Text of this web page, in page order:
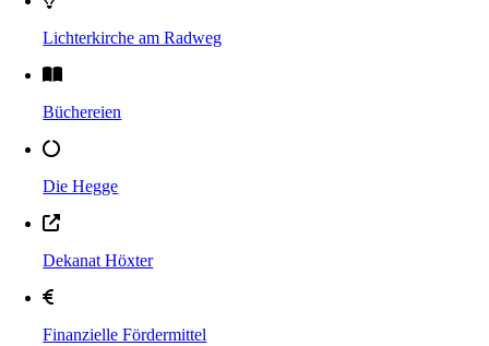
Lichterkirche am Radweg
Büchereien
Die Hegge
Dekanat Höxter
Finanzielle Fördermittel